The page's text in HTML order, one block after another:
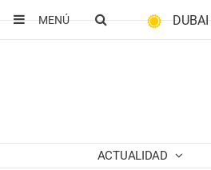
MENÚ
DUBAI
ACTUALIDAD